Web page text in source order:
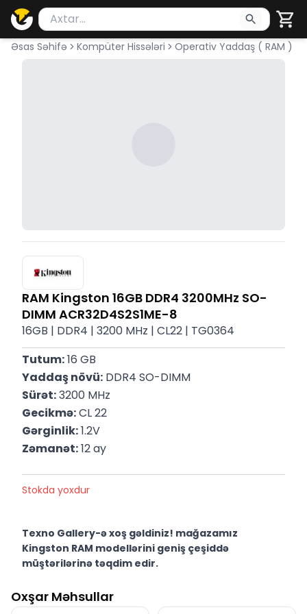
Məhsul axtar
Axtarış üçün ən azı 2 simvol yazın. Göndərmək
Əsas Səhifə Kompüter Hissələri Operativ Yaddaş ( RAM )
RAM Kingston 16GB DDR4 3200MHz SO-
DIMM ACR32D4S2S1ME-8
16GB | DDR4 | 3200 MHz | CL22 | TG0364
Tutum: 16 GB
Yaddaş növü: DDR4 SO-DIMM
Sürət: 3200 MHz
Gecikmə: CL 22
Gərginlik: 1.2V
Zəmanət: 12 ay
Stokda yoxdur
Texno Gallery-ə xoş gəldiniz! mağazamız
Kingston RAM modellərini geniş çeşiddə
müştərilərinə təqdim edir.
2011-ci ildən etibarən fəaliyyət göstərən multibrend
Oxşar Məhsullar